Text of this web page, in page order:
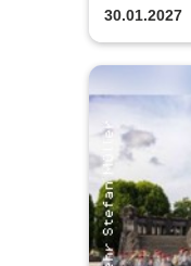
30.01.2027